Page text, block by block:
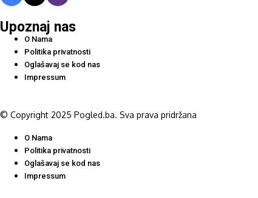
Upoznaj nas
O Nama
Politika privatnosti
Oglašavaj se kod nas
Impressum
© Copyright 2025 Pogled.ba. Sva prava pridržana
O Nama
Politika privatnosti
Oglašavaj se kod nas
Impressum